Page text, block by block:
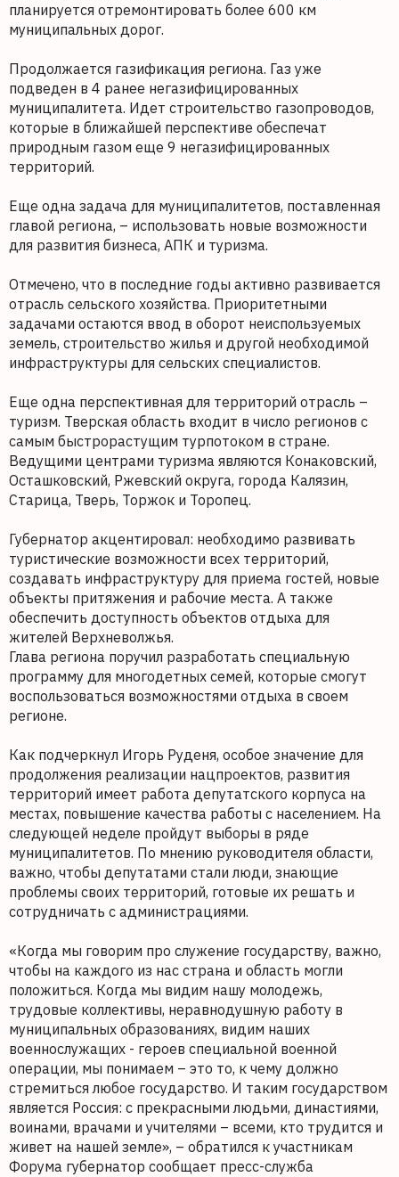
планируется отремонтировать более 600 км
муниципальных дорог.
Продолжается газификация региона. Газ уже
подведен в 4 ранее негазифицированных
муниципалитета. Идет строительство газопроводов,
которые в ближайшей перспективе обеспечат
природным газом еще 9 негазифицированных
территорий.
Еще одна задача для муниципалитетов, поставленная
главой региона, – использовать новые возможности
для развития бизнеса, АПК и туризма.
Отмечено, что в последние годы активно развивается
отрасль сельского хозяйства. Приоритетными
задачами остаются ввод в оборот неиспользуемых
земель, строительство жилья и другой необходимой
инфраструктуры для сельских специалистов.
Еще одна перспективная для территорий отрасль –
туризм. Тверская область входит в число регионов с
самым быстрорастущим турпотоком в стране.
Ведущими центрами туризма являются Конаковский,
Осташковский, Ржевский округа, города Калязин,
Старица, Тверь, Торжок и Торопец.
Губернатор акцентировал: необходимо развивать
туристические возможности всех территорий,
создавать инфраструктуру для приема гостей, новые
объекты притяжения и рабочие места. А также
обеспечить доступность объектов отдыха для
жителей Верхневолжья.
Глава региона поручил разработать специальную
программу для многодетных семей, которые смогут
воспользоваться возможностями отдыха в своем
регионе.
Как подчеркнул Игорь Руденя, особое значение для
продолжения реализации нацпроектов, развития
территорий имеет работа депутатского корпуса на
местах, повышение качества работы с населением. На
следующей неделе пройдут выборы в ряде
муниципалитетов. По мнению руководителя области,
важно, чтобы депутатами стали люди, знающие
проблемы своих территорий, готовые их решать и
сотрудничать с администрациями.
«Когда мы говорим про служение государству, важно,
чтобы на каждого из нас страна и область могли
положиться. Когда мы видим нашу молодежь,
трудовые коллективы, неравнодушную работу в
муниципальных образованиях, видим наших
военнослужащих - героев специальной военной
операции, мы понимаем – это то, к чему должно
стремиться любое государство. И таким государством
является Россия: с прекрасными людьми, династиями,
воинами, врачами и учителями – всеми, кто трудится и
живет на нашей земле», – обратился к участникам
Форума губернатор сообщает пресс-служба